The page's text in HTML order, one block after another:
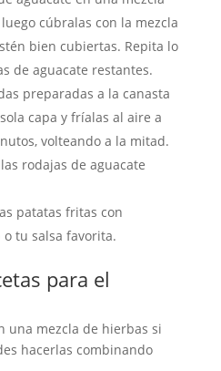
cúbralas con la mezcla
bien cubiertas. Repita lo
de aguacate restantes.
preparadas a la canasta
capa y fríalas al aire a
volteando a la mitad.
rodajas de aguacate
patatas fritas con
tu salsa favorita.
para el
una mezcla de hierbas si
hacerlas combinando